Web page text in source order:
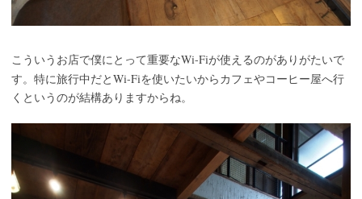
こういうお店で僕にとって重要なWi-Fiが使えるのがありがたいで
す。特に旅行中だとWi-Fiを使いたいからカフェやコーヒー屋へ行
くというのが結構ありますからね。